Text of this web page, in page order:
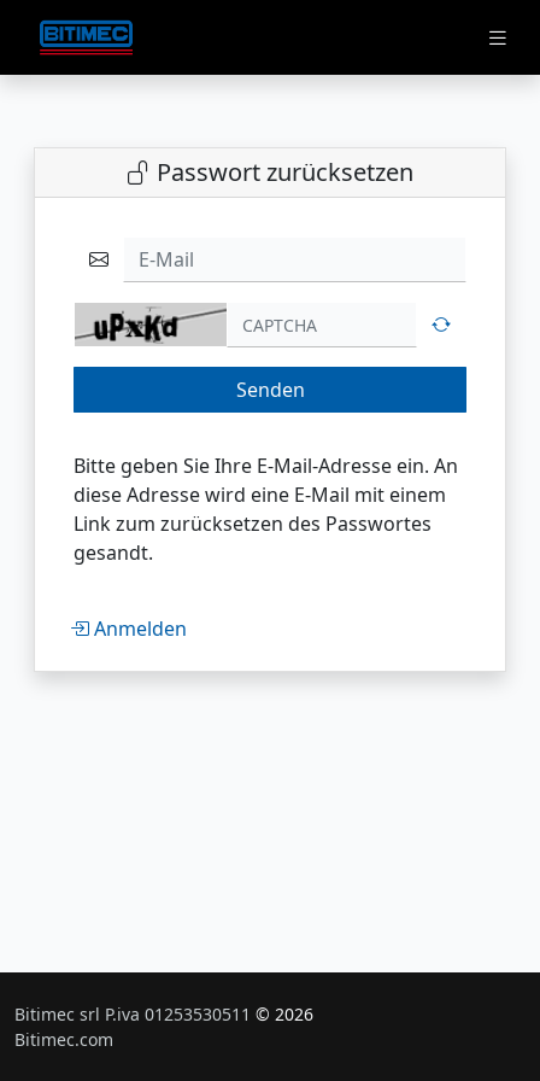
Passwort zurücksetzen
E-Mail
Senden
Bitte geben Sie Ihre E-Mail-Adresse ein. An
diese Adresse wird eine E-Mail mit einem
Link zum zurücksetzen des Passwortes
gesandt.
Anmelden
Bitimec srl P.iva 01253530511 © 2026
Bitimec.com